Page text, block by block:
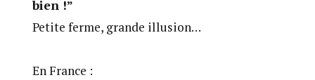
bien !”
Petite ferme, grande illusion…
En France :